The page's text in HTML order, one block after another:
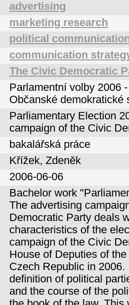
advertising
marketing research
political
communication
The Civic Democratic
Parlamentní volby 2006
Občanské demokratické
Parliamentary Election
campaign of the Civic
bakalářská práce
Křížek, Zdeněk
2006-06-06
Bachelor work
The advertising
Democratic Party deals
characteristics of the
campaign of the Civic
House of Deputies of
Czech Republic in
definition of political
and the course of the